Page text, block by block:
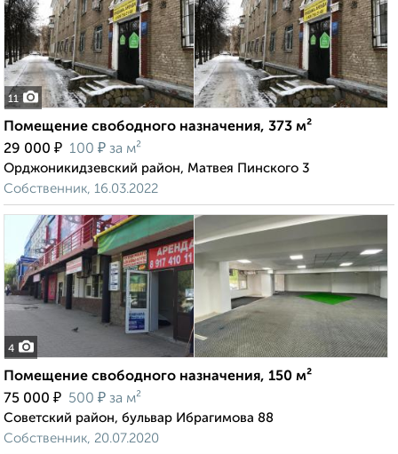
11
Помещение свободного назначения, 373 м²
29 000 ₽ 100 ₽ за м²
Орджоникидзевский район, Матвея Пинского 3
Собственник, 16.03.2022
4
Помещение свободного назначения, 150 м²
75 000 ₽ 500 ₽ за м²
Советский район, бульвар Ибрагимова 88
Собственник, 20.07.2020